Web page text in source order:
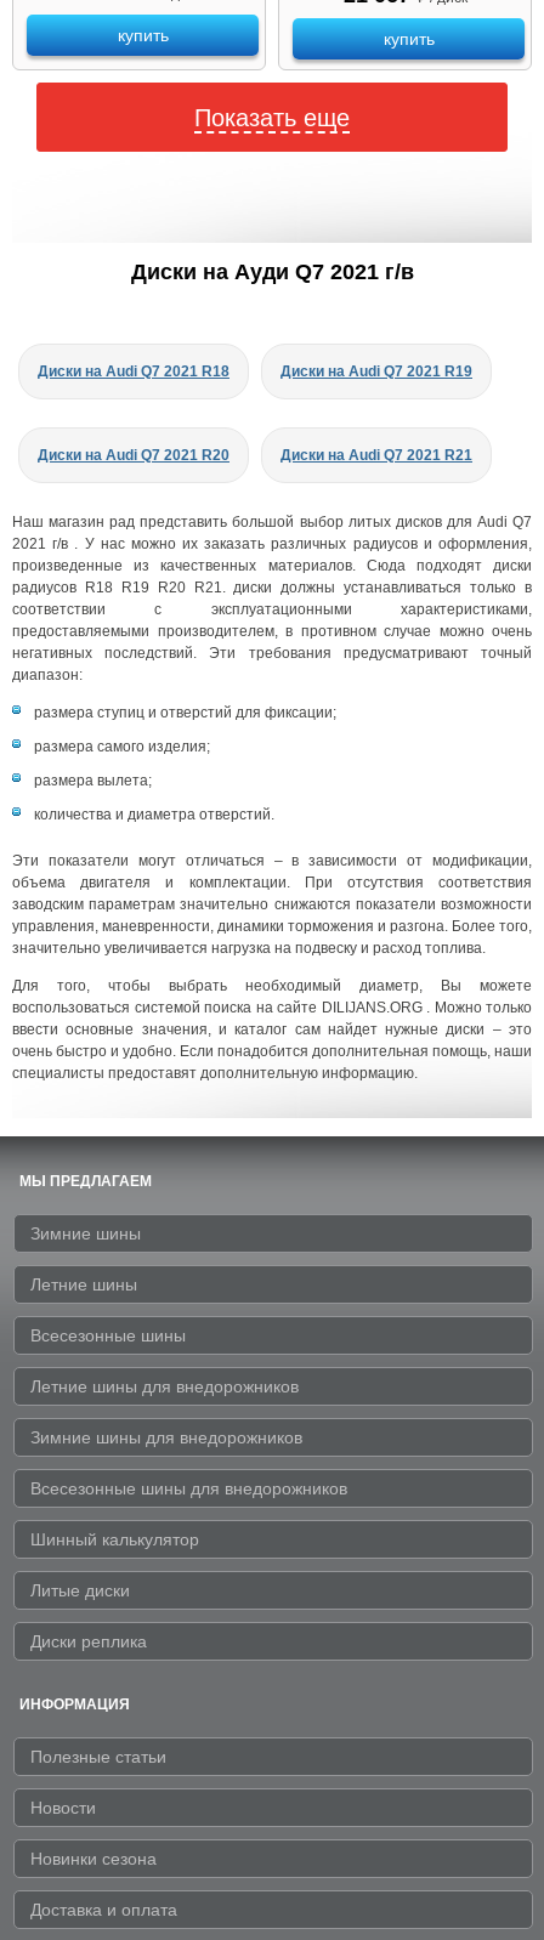
купить купить
Показать еще
Диски на Ауди Q7 2021 г/в
Диски на Audi Q7 2021 R18 Диски на Audi Q7 2021 R19
Диски на Audi Q7 2021 R20 Диски на Audi Q7 2021 R21
Наш магазин рад представить большой выбор литых дисков для Audi Q7
2021 г/в . У нас можно их заказать различных радиусов и оформления,
произведенные из качественных материалов. Сюда подходят диски
радиусов R18 R19 R20 R21. диски должны устанавливаться только в
соответствии с эксплуатационными характеристиками,
предоставляемыми производителем, в противном случае можно очень
негативных последствий. Эти требования предусматривают точный
диапазон:
размера ступиц и отверстий для фиксации;
размера самого изделия;
размера вылета;
количества и диаметра отверстий.
Эти показатели могут отличаться – в зависимости от модификации,
объема двигателя и комплектации. При отсутствия соответствия
заводским параметрам значительно снижаются показатели возможности
управления, маневренности, динамики торможения и разгона. Более того,
значительно увеличивается нагрузка на подвеску и расход топлива.
Для того, чтобы выбрать необходимый диаметр, Вы можете
воспользоваться системой поиска на сайте DILIJANS.ORG . Можно только
ввести основные значения, и каталог сам найдет нужные диски – это
очень быстро и удобно. Если понадобится дополнительная помощь, наши
специалисты предоставят дополнительную информацию.
МЫ ПРЕДЛАГАЕМ
Зимние шины
Летние шины
Всесезонные шины
Летние шины для внедорожников
Зимние шины для внедорожников
Всесезонные шины для внедорожников
Шинный калькулятор
Литые диски
Диски реплика
ИНФОРМАЦИЯ
Полезные статьи
Новости
Новинки сезона
Доставка и оплата